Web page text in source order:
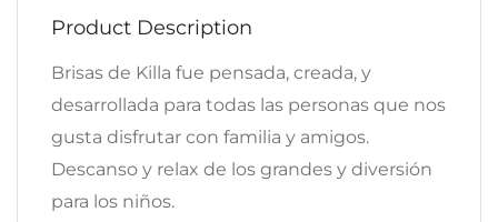
Product Description
Brisas de Killa fue pensada, creada, y
desarrollada para todas las personas que nos
gusta disfrutar con familia y amigos.
Descanso y relax de los grandes y diversión
para los niños.